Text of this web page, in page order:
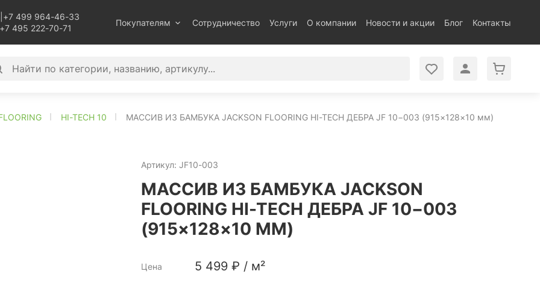
+7 499 964-46-33
+7 495 222-70-71
Покупателям Сотрудничество Услуги О компании Новости и акции Блог Контакты
HI-TECH 10 МАССИВ ИЗ БАМБУКА JACKSON FLOORING HI-TECH ДЕБРА JF 10−003 (915×128×10 мм)
Артикул: JF10-003
МАССИВ ИЗ БАМБУКА JACKSON
FLOORING HI-TECH ДЕБРА JF 10−003
(915×128×10 ММ)
Цена 5 499 ₽ / м²